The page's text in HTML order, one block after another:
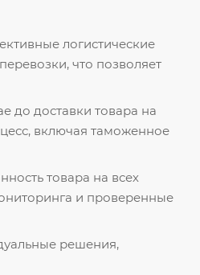
логистические
что позволяет
до доставки товара на
включая таможенное
товара на всех
и проверенные
решения,